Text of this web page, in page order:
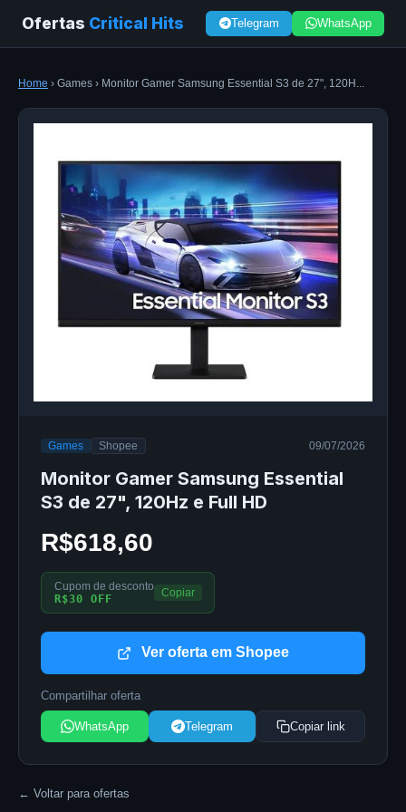
Ofertas Critical Hits Telegram WhatsApp
Home › Games › Monitor Gamer Samsung Essential S3 de 27", 120H...
Games Shopee 09/07/2026
Monitor Gamer Samsung Essential
S3 de 27", 120Hz e Full HD
R$618,60
Cupom de desconto
R$30 OFF
Copiar
Ver oferta em Shopee
Compartilhar oferta
WhatsApp Telegram Copiar link
← Voltar para ofertas